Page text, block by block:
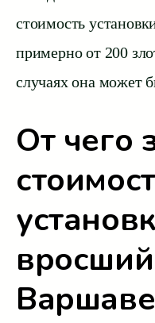
стоимость
примерно от 200
случаях она может
От чего